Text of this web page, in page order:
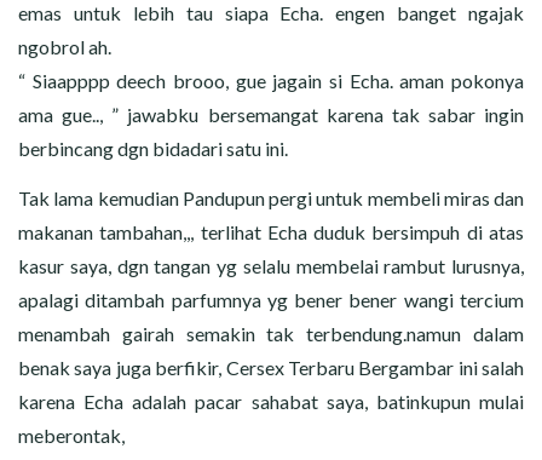
emas untuk lebih tau siapa Echa. engen banget ngajak
ngobrol ah.
“ Siaapppp deech brooo, gue jagain si Echa. aman pokonya
ama gue.., ” jawabku bersemangat karena tak sabar ingin
berbincang dgn bidadari satu ini.
Tak lama kemudian Pandupun pergi untuk membeli miras dan
makanan tambahan,,, terlihat Echa duduk bersimpuh di atas
kasur saya, dgn tangan yg selalu membelai rambut lurusnya,
apalagi ditambah parfumnya yg bener bener wangi tercium
menambah gairah semakin tak terbendung.namun dalam
benak saya juga berfikir, Cersex Terbaru Bergambar ini salah
karena Echa adalah pacar sahabat saya, batinkupun mulai
meberontak,